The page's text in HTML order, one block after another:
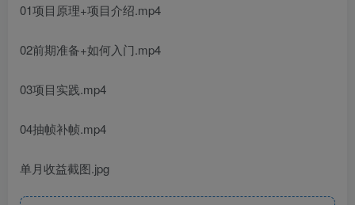
01项目原理+项目介绍.mp4
02前期准备+如何入门.mp4
03项目实践.mp4
04抽帧补帧.mp4
单月收益截图.jpg